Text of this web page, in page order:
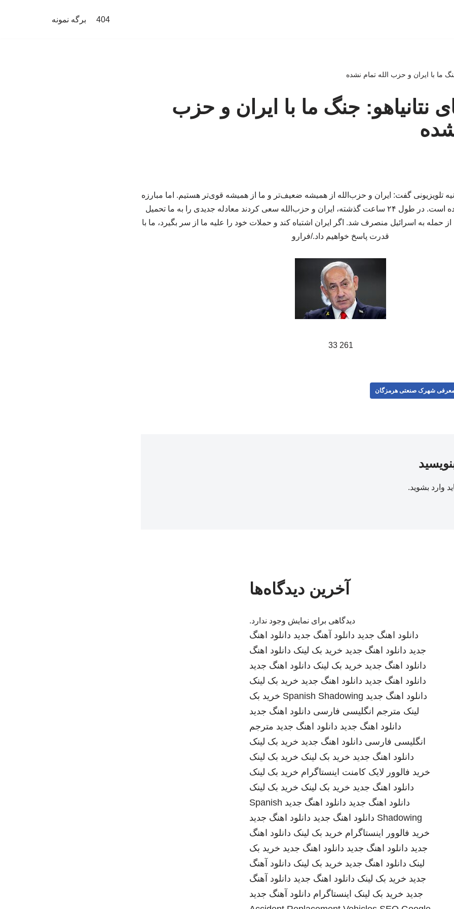
404 برگه نمونه
جنگ ما با ایران و حزب الله تمام نشده
نتانیاهو: جنگ ما با ایران و حزب
تلویزیونی گفت: ایران و حزب‌الله از همیشه ضعیف‌تر و ما از همیشه قوی‌تر هستیم. اما مبارزه
ما علیه آنها هنوز تمام نشده است. در طول ۲۴ ساعت گذشته، ایران و حزب‌الله سعی کردند معادله جدیدی را به ما تحمیل
از حمله به اسرائیل منصرف شد. اگر ایران اشتباه کند و حملات خود را علیه ما از سر بگیرد، ما با
قدرت پاسخ خواهیم داد./فرارو
261 33
معرفی شهرک صنعتی هرمزگان
وارد بشوید.
آخرین دیدگاه‌ها
دیدگاهی برای نمایش وجود ندارد.
دانلود اهنگ جدید دانلود آهنگ جدید دانلود اهنگ
جدید دانلود اهنگ جدید خرید بک لینک دانلود اهنگ
دانلود اهنگ جدید خرید بک لینک دانلود اهنگ جدید
دانلود اهنگ جدید دانلود اهنگ جدید خرید بک لینک
دانلود اهنگ جدید Spanish Shadowing خرید بک
لینک مترجم انگلیسی فارسی دانلود اهنگ جدید
دانلود اهنگ جدید دانلود اهنگ جدید مترجم
انگلیسی فارسی دانلود اهنگ جدید خرید بک لینک
دانلود اهنگ جدید خرید بک لینک خرید بک لینک
خرید فالوور لایک کامنت اینستاگرام خرید بک لینک
دانلود اهنگ جدید خرید بک لینک خرید بک لینک
دانلود اهنگ جدید دانلود اهنگ جدید Spanish
Shadowing دانلود اهنگ جدید دانلود اهنگ جدید
خرید فالوور اینستاگرام خرید بک لینک دانلود اهنگ
جدید دانلود اهنگ جدید دانلود اهنگ جدید خرید بک
لینک دانلود اهنگ جدید خرید بک لینک دانلود آهنگ
جدید خرید بک لینک دانلود اهنگ جدید دانلود آهنگ
جدید خرید بک لینک اینستاگرام دانلود آهنگ جدید